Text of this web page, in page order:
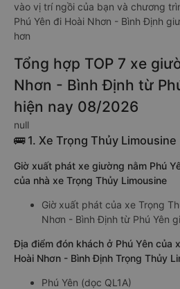
vào vị trí ngồi của bạn và chương
Phú Yên đi Hoài Nhơn - Bình Định
hơn
Tổng hợp TOP 7 xe
Nhơn - Bình Định từ
hiện nay 08/2026
null
🚌 1. Xe Trọng Thủy Limousine
Giờ xuất phát xe giường nằm Phú
của nhà xe Trọng Thủy Limousine
Giờ xuất phát của xe Trọng
Nhơn - Bình Định từ Phú Yên
Địa điểm đón khách ở Phú Yên của
Hoài Nhơn - Bình Định Trọng Thủy
Phú Yên (dọc QL1A)